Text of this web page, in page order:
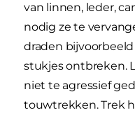
van linnen, leder,
nodig ze te
draden
stukjes ontbreken.
niet te agressief
touwtrekken. Trek